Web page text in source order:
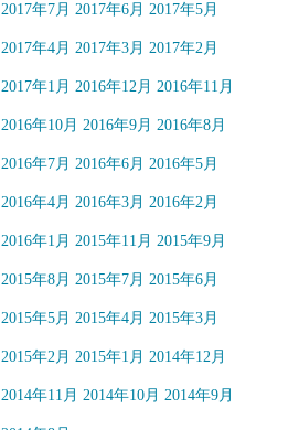
2017年7月 2017年6月 2017年5月
2017年4月 2017年3月 2017年2月
2017年1月 2016年12月 2016年11月
2016年10月 2016年9月 2016年8月
2016年7月 2016年6月 2016年5月
2016年4月 2016年3月 2016年2月
2016年1月 2015年11月 2015年9月
2015年8月 2015年7月 2015年6月
2015年5月 2015年4月 2015年3月
2015年2月 2015年1月 2014年12月
2014年11月 2014年10月 2014年9月